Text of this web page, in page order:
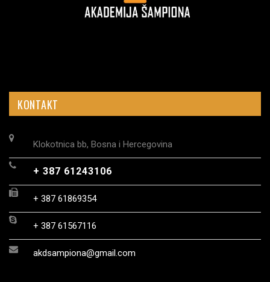
KONTAKT
Klokotnica bb, Bosna i Hercegovina
+ 387 61243106
+ 387 61869354
+ 387 61567116
akdsampiona@gmail.com